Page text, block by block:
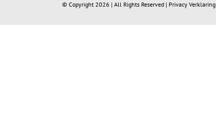
© Copyright 2026 | All Rights Reserved | Privacy Verklaring